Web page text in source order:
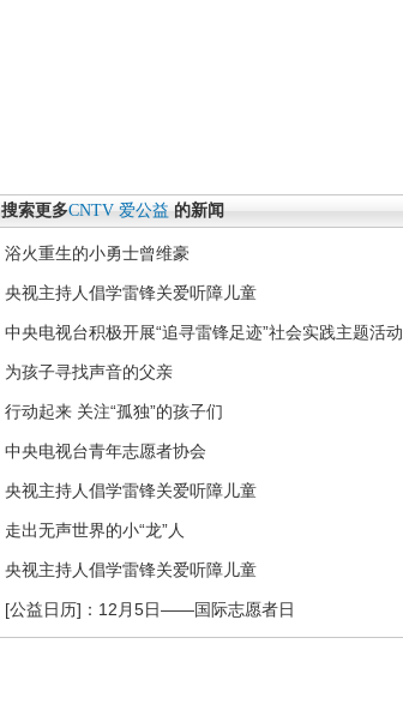
搜索更多CNTV 爱公益 的新闻
浴火重生的小勇士曾维豪
央视主持人倡学雷锋关爱听障儿童
中央电视台积极开展“追寻雷锋足迹”社会实践主题活动
为孩子寻找声音的父亲
行动起来 关注“孤独”的孩子们
中央电视台青年志愿者协会
央视主持人倡学雷锋关爱听障儿童
走出无声世界的小“龙”人
央视主持人倡学雷锋关爱听障儿童
[公益日历]：12月5日——国际志愿者日